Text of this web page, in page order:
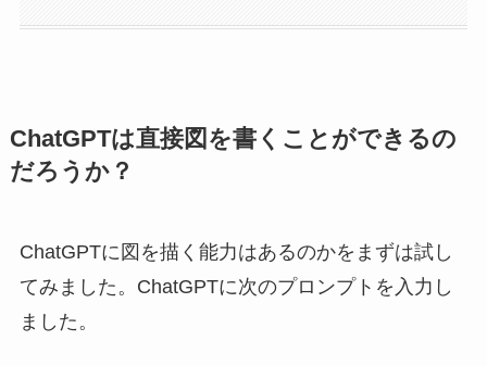
ChatGPTは直接図を書くことができるの
だろうか？
ChatGPTに図を描く能力はあるのかをまずは試し
てみました。ChatGPTに次のプロンプトを入力し
ました。